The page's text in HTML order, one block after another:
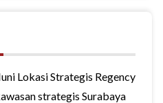
Lokasi Strategis Regency
strategis Surabaya